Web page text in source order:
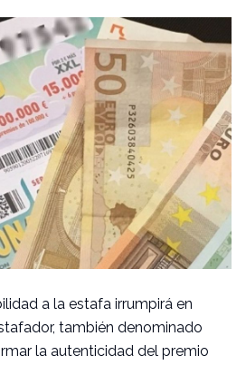
a la estafa irrumpirá en
también denominado
la autenticidad del premio